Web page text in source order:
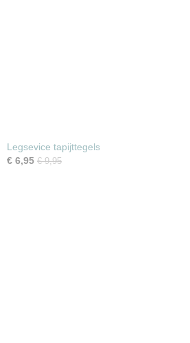
Legsevice tapijttegels
€ 6,95 € 9,95